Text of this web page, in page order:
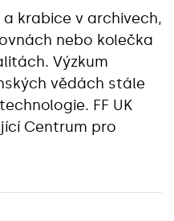
krabice v archivech,
nebo kolečka
Výzkum
vědách stále
FF UK
Centrum pro